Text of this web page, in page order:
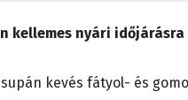
kellemes nyári
kevés fátyol- és